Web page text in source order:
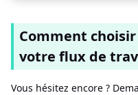
Comment
votre flux de
Vous hésitez encore ?